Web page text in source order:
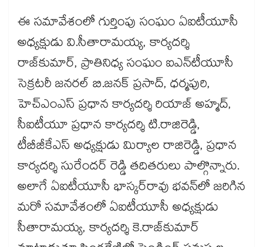
ఈ సమావేశంలో గుర్తింపు సంఘం ఏఐటీయూసీ
అధ్యక్షుడు వి.సీతారామయ్య, కార్యదర్శి
రాజ్‌‌కుమార్, ప్రాతినిధ్య సంఘం ఐఎన్‌‌టీయూసీ
సెక్రటరీ జనరల్ బి.జనక్ ప్రసాద్, ధర్మపురి,
హెచ్‌‌ఎంఎస్ ప్రధాన కార్యదర్శి రియాజ్ అహ్మద్,
సీఐటీయూ ప్రధాన కార్యదర్శి టి.రాజిరెడ్డి,
టీబీజీకేఎస్ అధ్యక్షుడు మిర్యాల రాజిరెడ్డి, ప్రధాన
కార్యదర్శి సురేందర్ రెడ్డి తదితరులు పాల్గొన్నారు.
అలాగే ఏఐటీయూసీ భాస్కర్‌‌రావు భవన్‌‌లో జరిగిన
మరో సమావేశంలో ఏఐటీయూసీ అధ్యక్షుడు
సీతారామయ్య, కార్యదర్శి కె.రాజ్‌‌కుమార్